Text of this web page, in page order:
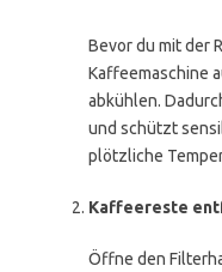
Bevor du mit der
Kaffeemaschine
abkühlen.
und schützt
plötzliche
Kaffeereste
Öffne den